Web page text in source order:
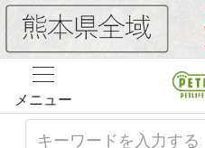
メニュー